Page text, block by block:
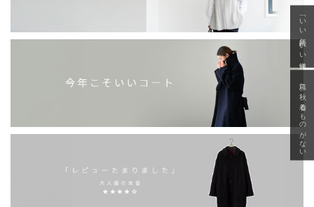
「いい年齢 いい洋服」
急に秋、着るものがない